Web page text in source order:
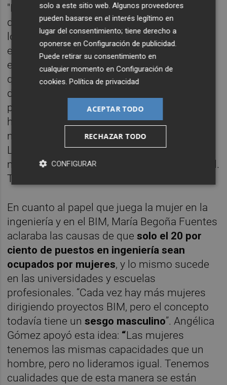
"Estandarizar y agilizar a través de la
digitalización", declaró Víctor Malvar.
los asistentes estuvieron de acuerdo en que
esta transformación digital no se debe dar
en el sector de la construcción, sino
que
tiene que ser transversal
de cambio ha de ser sencillo y limpio; fácil
para todos los públicos. “A lo largo de la
historia, los grandes cambios llegan de la
mano de la digitalización”, manifestó José
Luis Santa Isabel. “Y no puede ser que haga
más complicado un proceso que ya es difícil.
Tiene que servir para agilizar”.
En cuanto al papel que juega la mujer en la
ingeniería y en el BIM, María Begoña Fuentes
aclaraba las causas de quesolo el 20 por
ciento de puestos en ingeniería sean
ocupados por mujeres, y lo mismo sucede
en las universidades y escuelas
profesionales. “Cada vez hay más mujeres
dirigiendo proyectos BIM, pero el concepto
todavía tiene unsesgo masculino”. Angélica
Gómez apoyó esta idea: “Las mujeres
tenemos las mismas capacidades que un
hombre, pero no lideramos igual. Tenemos
cualidades que de esta manera se están
solo a este sitio web. Algunos proveedores
pueden basarse en el interés legítimo en
lugar del consentimiento; tiene derecho a
oponerse enConfiguración de publicidad
Puede retirar su consentimiento en
cualquier momento enConfiguración de
cookies .Política de privacidad
ACEPTAR TODO
RECHAZAR TODO
CONFIGURAR